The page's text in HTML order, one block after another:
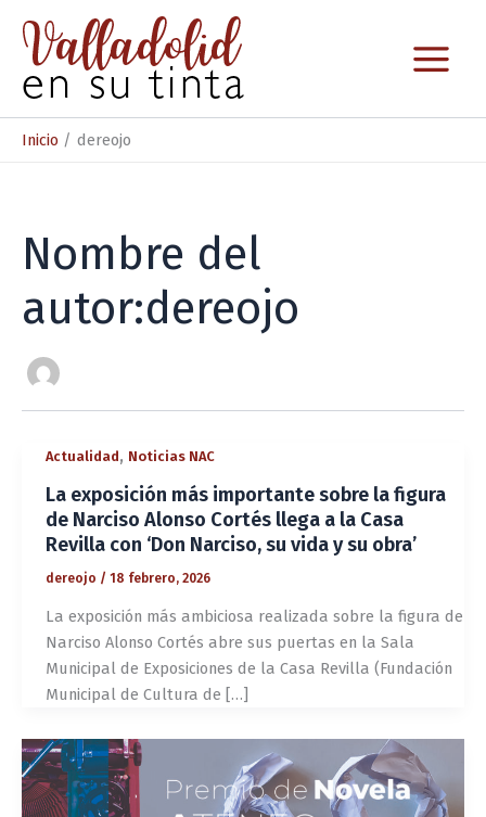
contenido
Inicio dereojo
Nombre del
autor:dereojo
Actualidad, Noticias NAC
La exposición más importante sobre la figura
de Narciso Alonso Cortés llega a la Casa
Revilla con ‘Don Narciso, su vida y su obra’
dereojo / 18 febrero, 2026
La exposición más ambiciosa realizada sobre la figura de
Narciso Alonso Cortés abre sus puertas en la Sala
Municipal de Exposiciones de la Casa Revilla (Fundación
Municipal de Cultura de […]